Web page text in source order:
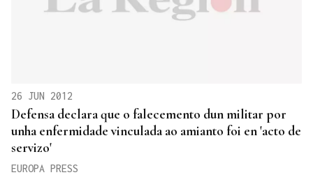
26 JUN 2012
Defensa declara que o falecemento dun militar por
unha enfermidade vinculada ao amianto foi en 'acto de
servizo'
EUROPA PRESS